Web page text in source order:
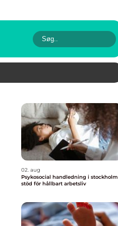
02. aug
Psykosocial handledning i stockholm
stöd för hållbart arbetsliv